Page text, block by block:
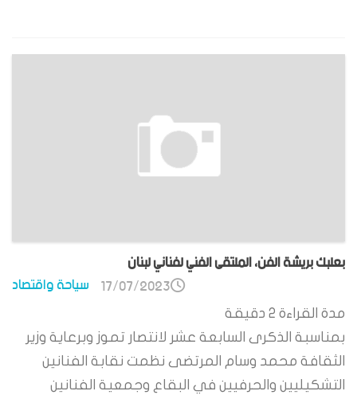
بعلبك بريشة الفن، الملتقى الفني لفناني لبنان
سياحة واقتصاد 17/07/2023
مدة القراءة 2 دقيقة
بمناسبة الذكرى السابعة عشر لانتصار تموز وبرعاية وزير
الثقافة محمد وسام المرتضى نظمت نقابة الفنانين
التشكيليين والحرفيين في البقاع وجمعية الفنانين